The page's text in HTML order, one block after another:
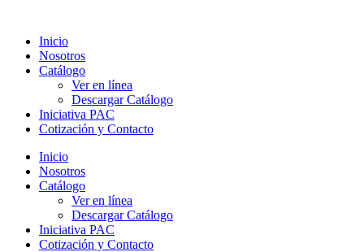
Inicio
Nosotros
Catálogo
Ver en línea
Descargar Catálogo
Iniciativa PAC
Cotización y Contacto
Inicio
Nosotros
Catálogo
Ver en línea
Descargar Catálogo
Iniciativa PAC
Cotización y Contacto